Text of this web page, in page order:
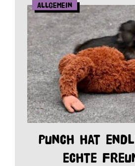
Allgemein
Punch hat
echte